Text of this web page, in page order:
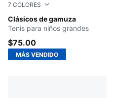
7 COLORES
Clásicos de gamuza
PUMA Navy-PUMA White
Tenis para niños grandes
$75.00
MÁS VENDIDO